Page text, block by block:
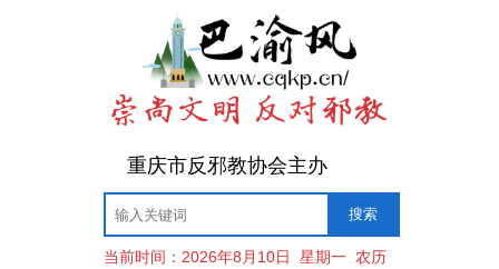
重庆市反邪教协会主办
当前时间： 2026年8月10日 星期一 农历